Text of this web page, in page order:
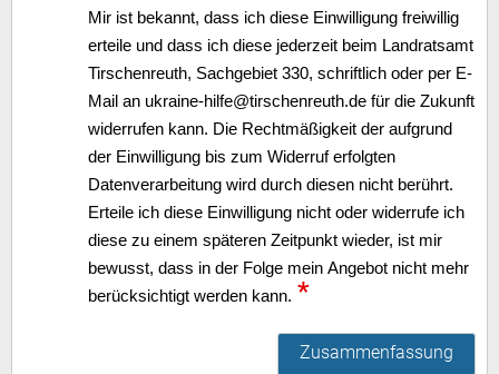
Mir ist bekannt, dass ich diese Einwilligung freiwillig
erteile und dass ich diese jederzeit beim Landratsamt
Tirschenreuth, Sachgebiet 330, schriftlich oder per E-
Mail an ukraine-hilfe@tirschenreuth.de für die Zukunft
widerrufen kann. Die Rechtmäßigkeit der aufgrund
der Einwilligung bis zum Widerruf erfolgten
Datenverarbeitung wird durch diesen nicht berührt.
Erteile ich diese Einwilligung nicht oder widerrufe ich
diese zu einem späteren Zeitpunkt wieder, ist mir
bewusst, dass in der Folge mein Angebot nicht mehr
berücksichtigt werden kann. *
Zusammenfassung